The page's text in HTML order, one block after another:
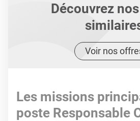
Découvrez
Voir nos
Les missions
poste Responsable